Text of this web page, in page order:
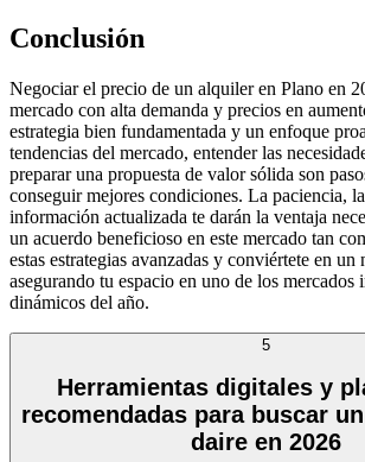
Conclusión
Negociar el precio de un alquiler en Plano en
mercado con alta demanda y precios en
estrategia bien fundamentada y un enfoque
tendencias del mercado, entender las
preparar una propuesta de valor sólida son
conseguir mejores condiciones. La paciencia,
información actualizada te darán la ventaja
un acuerdo beneficioso en este mercado tan
estas estrategias avanzadas y conviértete en un
asegurando tu espacio en uno de los mercados
dinámicos del año.
5
Herramientas digitales y
recomendadas para buscar
daire en 2026